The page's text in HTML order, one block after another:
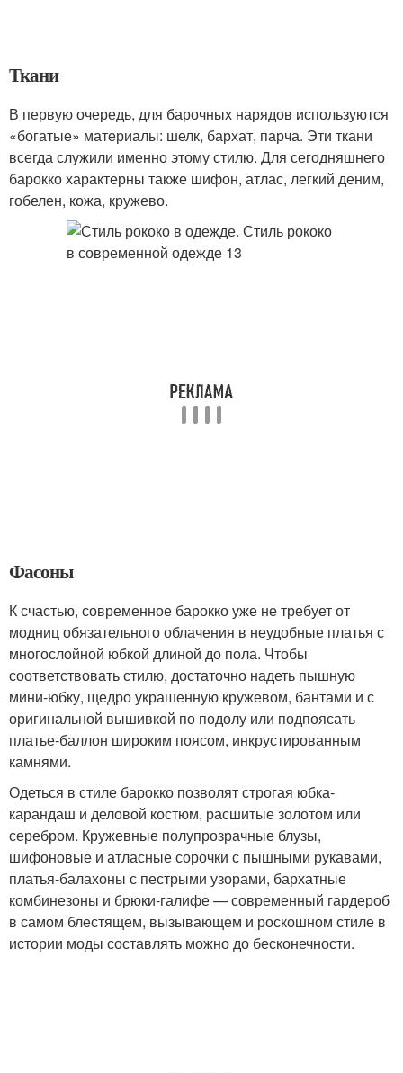
Ткани
В первую очередь, для барочных нарядов используются
«богатые» материалы: шелк, бархат, парча. Эти ткани
всегда служили именно этому стилю. Для сегодняшнего
барокко характерны также шифон, атлас, легкий деним,
гобелен, кожа, кружево.
Фасоны
К счастью, современное барокко уже не требует от
модниц обязательного облачения в неудобные платья с
многослойной юбкой длиной до пола. Чтобы
соответствовать стилю, достаточно надеть пышную
мини-юбку, щедро украшенную кружевом, бантами и с
оригинальной вышивкой по подолу или подпоясать
платье-баллон широким поясом, инкрустированным
камнями.
Одеться в стиле барокко позволят строгая юбка-
карандаш и деловой костюм, расшитые золотом или
серебром. Кружевные полупрозрачные блузы,
шифоновые и атласные сорочки с пышными рукавами,
платья-балахоны с пестрыми узорами, бархатные
комбинезоны и брюки-галифе — современный гардероб
в самом блестящем, вызывающем и роскошном стиле в
истории моды составлять можно до бесконечности.